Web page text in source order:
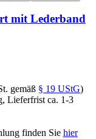
mit Lederband
gemäß § 19 UStG)
Lieferfrist ca. 1-3
finden Sie hier